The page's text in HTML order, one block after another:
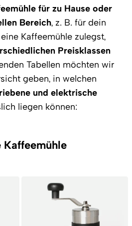
für zu Hause oder
Bereich, z. B. für dein
Kaffeemühle zulegst,
Preisklassen
Tabellen möchten wir
geben, in welchen
und elektrische
liegen können:
Kaffeemühle